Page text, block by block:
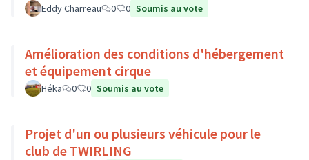
Eddy Charreau 0 0 Soumis au vote
Amélioration des conditions d'hébergement
et équipement cirque
Héka 0 0 Soumis au vote
Projet d'un ou plusieurs véhicule pour le
club de TWIRLING